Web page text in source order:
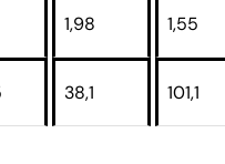
1,98 1,55
38,1 101,1